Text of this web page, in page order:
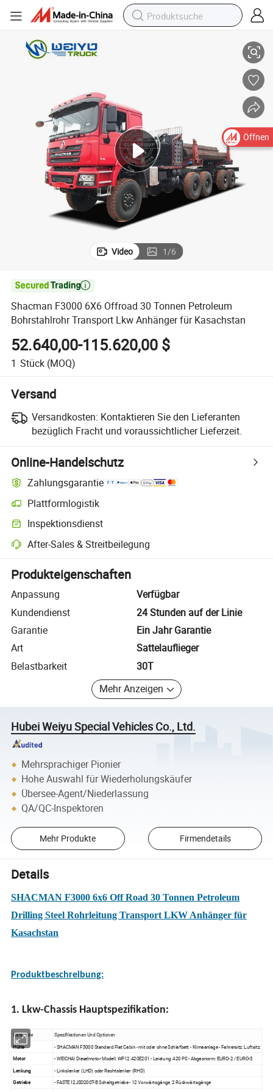
Video 1/6

Shacman F3000 6X6 Offroad 30 Tonnen Petroleum
Bohrstahlrohr Transport Lkw Anhänger für Kasachstan
52.640,00-115.620,00 $
1 Stück (MOQ)
Versand
Versandkosten: Kontaktieren Sie den Lieferanten
bezüglich Fracht und voraussichtlicher Lieferzeit.
Online-Handelschutz
Zahlungsgarantie
Plattformlogistik
Klarere Sendungsverfolgung mit plattformunterstützter Logistik
Inspektionsdienst
Optionale Vorabinspektion zur Überprüfung von Qualität und Menge
After-Sales & Streitbeilegung
Plattformgestützte Streitbeilegung, einschließlich Rückerstattungen
Produkteigenschaften
Anpassung
Verfügbar
Kundendienst
24 Stunden auf der Linie
Garantie
Ein Jahr Garantie
Art
Sattelauflieger
Belastbarkeit
30T
Mehr Anzeigen
Hubei Weiyu Special Vehicles Co., Ltd.
Mehrsprachiger Pionier
Hohe Auswahl für Wiederholungskäufer
Übersee-Agent/Niederlassung
QA/QC-Inspektoren
Mehr Produkte Firmendetails
Details
SHACMAN F3000 6x6 Off Road 30 Tonnen Petroleum
Drilling Steel Rohrleitung Transport LKW Anhänger für
Kasachstan
Produktbeschreibung:
1. Lkw-Chassis Hauptspezifikation:
Kategorie
Spezifikationen Und Optionen
Hütte
- SHACMAN F3000 Standard Flat Cabin - mit oder ohne Schlafbett - Klimaanlage - Fahrersitz: Luftsitz
Motor
- WEICHAI Dieselmotor Modell: WP12.420E201 - Leistung: 420 PS - Abgasnorm: EURO-2 / EURO-3
Lenkung
- Linkslenker (LHD) oder Rechtslenker (RHD)
Getriebe
- FASTE12JSD200T-B Schaltgetriebe - 12 Vorwärtsgänge, 2 Rückwärtsgänge
Öffnen